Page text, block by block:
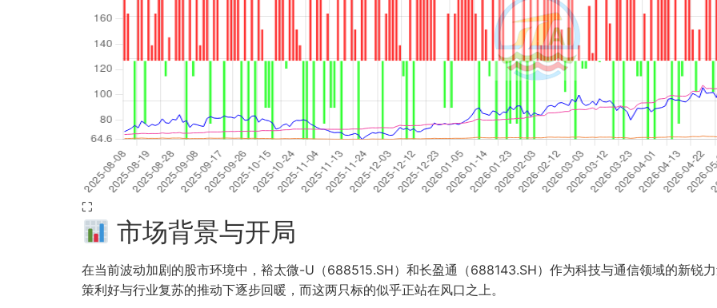
⛶
市场背景与开局
在当前波动加剧的股市环境中，裕太微-U（688515.SH）和长盈通（688143.SH）作为科技与通信领域的新锐
策利好与行业复苏的推动下逐步回暖，而这两只标的似乎正站在风口之上。